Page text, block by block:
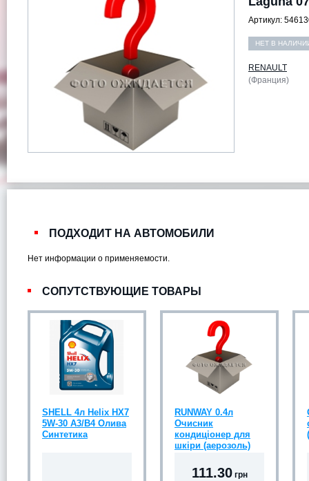
Артикул:
НЕТ В
RENAULT
(Франция)
ПОДХОДИТ НА АВТОМОБИЛИ
Нет информации о применяемости.
СОПУТСТВУЮЩИЕ ТОВАРЫ
SHELL 4л Helix HX7
5W-30 A3/B4 Олива
Синтетика
RUNWAY 0.4л
Очисник
кондиціонер для
шкіри (аерозоль)
111.30грн